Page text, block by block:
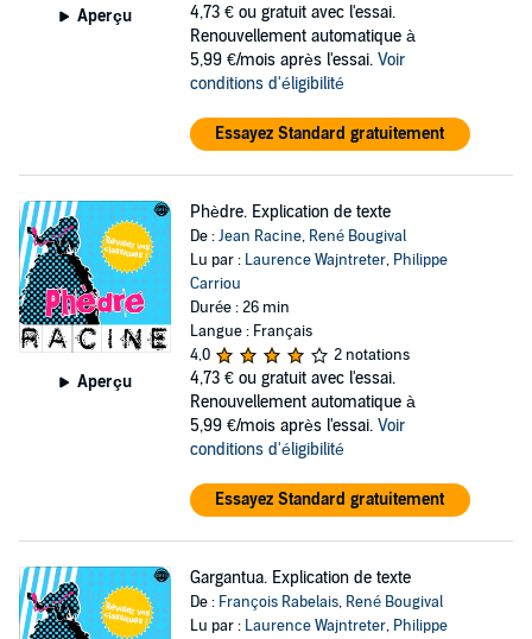
Aperçu 4,73 € ou gratuit avec l'essai.
Renouvellement automatique à
5,99 €/mois après l'essai. Voir
conditions d'éligibilité
Essayez Standard gratuitement
Aperçu
Phèdre. Explication de texte
De :Jean Racine, René Bougival
Lu par : Laurence Wajntreter, Philippe
Carriou
Durée : 26 min
Langue : Français
4,0
2 notations
4,73 € ou gratuit avec l'essai.
Renouvellement automatique à
5,99 €/mois après l'essai. Voir
conditions d'éligibilité
Essayez Standard gratuitement
Gargantua. Explication de texte
De : François Rabelais, René Bougival
Lu par : Laurence Wajntreter, Philippe